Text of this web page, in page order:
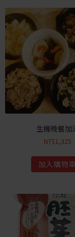
生機晚餐加
NT$1,325
加入購物車